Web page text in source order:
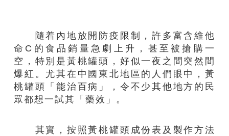
隨着內地放開防疫限制，許多富含維他
命C的食品銷量急劇上升，甚至被搶購一
空，特別是黃桃罐頭，好似一夜之間突然間
爆紅。尤其在中國東北地區的人們眼中，黃
桃罐頭「能治百病」，令不少其他地方的民
眾都想一試其「藥效」。
其實，按照黃桃罐頭成份表及製作方法